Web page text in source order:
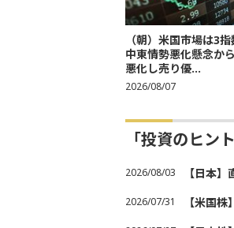
（朝）米国市場は3
中東情勢悪化懸念か
悪化し売り優...
2026/08/07
「投資のヒン
2026/08/03 【日本
2026/07/31 【米国